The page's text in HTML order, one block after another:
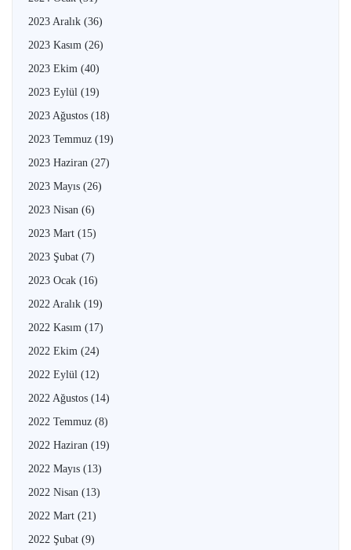
2023 Aralık (36)
2023 Kasım (26)
2023 Ekim (40)
2023 Eylül (19)
2023 Ağustos (18)
2023 Temmuz (19)
2023 Haziran (27)
2023 Mayıs (26)
2023 Nisan (6)
2023 Mart (15)
2023 Şubat (7)
2023 Ocak (16)
2022 Aralık (19)
2022 Kasım (17)
2022 Ekim (24)
2022 Eylül (12)
2022 Ağustos (14)
2022 Temmuz (8)
2022 Haziran (19)
2022 Mayıs (13)
2022 Nisan (13)
2022 Mart (21)
2022 Şubat (9)